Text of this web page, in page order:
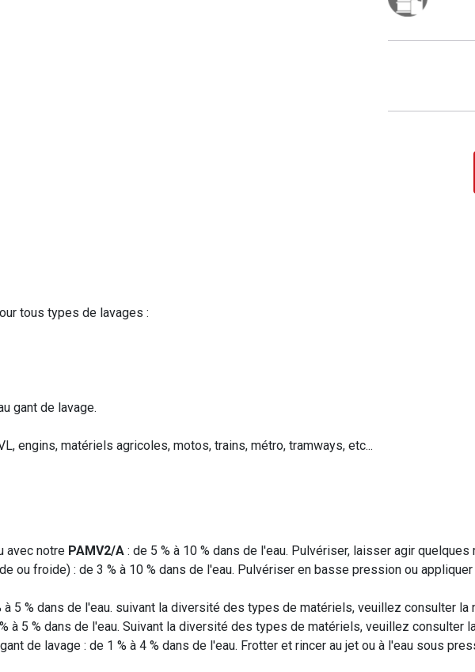
tous types de lavages :
gant de lavage.
engins, matériels agricoles, motos, trains, métro, tramways, etc...
avec notre PAMV2/A : de 5 % à 10 % dans de l'eau. Pulvériser, laisser agir
ou froide) : de 3 % à 10 % dans de l'eau. Pulvériser en basse pression ou
5 % dans de l'eau. suivant la diversité des types de matériels, veuillez consulter la
à 5 % dans de l'eau. Suivant la diversité des types de matériels, veuillez consulter
de lavage : de 1 % à 4 % dans de l'eau. Frotter et rincer au jet ou à l'eau sous